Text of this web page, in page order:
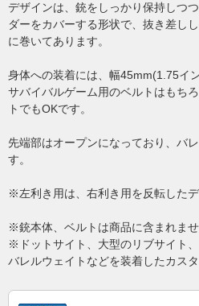
デザインは、銃をしっかり保持しつ
ダーをカバーする形状で、抜き差し
に巻いてあります。
身体への装着には、幅45mm(1.75イ
サバイバルゲーム用のベルトはもち
トでもOKです。
先端部はオープンになっており、バ
す。
※左利き用は、右利き用を反転したデ
※銃本体、ベルトは商品に含まれませ
※ドットサイト、大型のリブサイト
バレルウェイトなどを装着したカス